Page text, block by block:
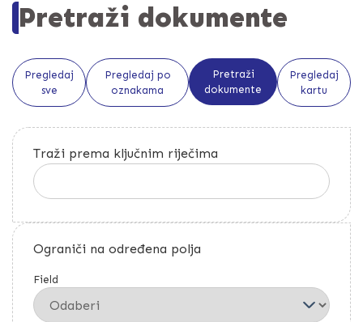
Pretraži dokumente
Pregledaj
sve
Pregledaj po
oznakama
Pretraži
dokumente
Pregledaj
kartu
Traži prema ključnim riječima
Ograniči na određena polja
Field